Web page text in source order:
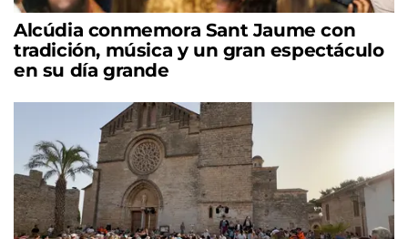
Alcúdia conmemora Sant Jaume con
tradición, música y un gran espectáculo
en su día grande